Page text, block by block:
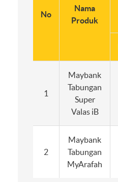
No
Nama
Produk
1
Maybank
Tabungan
Super
Valas iB
2
Maybank
Tabungan
MyArafah